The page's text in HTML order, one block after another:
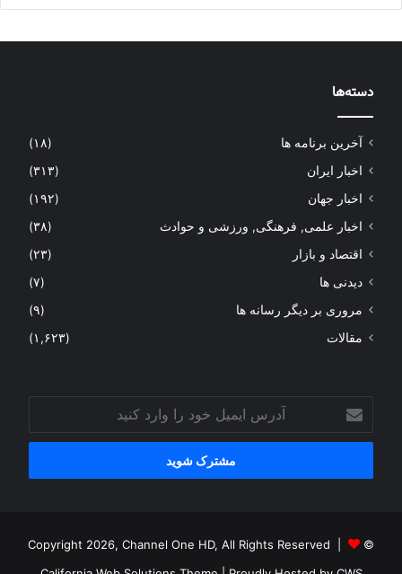
دسته‌ها
آخرین برنامه ها
(۱۸)
اخبار ایران
(۳۱۳)
اخبار جهان
(۱۹۲)
اخبار علمی, فرهنگی, ورزشی و حوادث
(۳۸)
اقتصاد و بازار
(۲۳)
دیدنی ها
(۷)
مروری بر دیگر رسانه ها
(۹)
مقالات
(۱,۶۲۳)
آدرس
ایمیل
خود
وارد
© Copyright 2026, Channel One HD, All Rights Reserved |